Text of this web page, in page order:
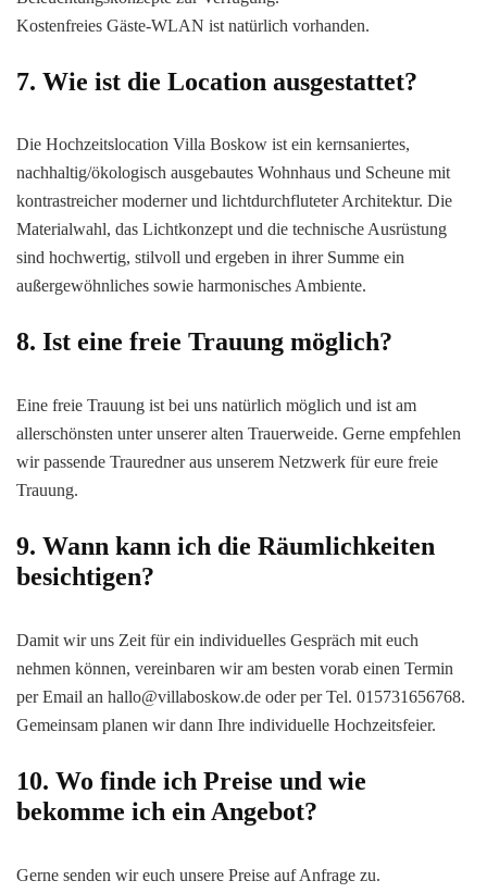
Kostenfreies Gäste-WLAN ist natürlich vorhanden.
7. Wie ist die Location ausgestattet?
Die Hochzeitslocation Villa Boskow ist ein kernsaniertes,
nachhaltig/ökologisch ausgebautes Wohnhaus und Scheune mit
kontrastreicher moderner und lichtdurchfluteter Architektur. Die
Materialwahl, das Lichtkonzept und die technische Ausrüstung
sind hochwertig, stilvoll und ergeben in ihrer Summe ein
außergewöhnliches sowie harmonisches Ambiente.
8. Ist eine freie Trauung möglich?
Eine freie Trauung ist bei uns natürlich möglich und ist am
allerschönsten unter unserer alten Trauerweide. Gerne empfehlen
wir passende Trauredner aus unserem Netzwerk für eure freie
Trauung.
9. Wann kann ich die Räumlichkeiten
besichtigen?
Damit wir uns Zeit für ein individuelles Gespräch mit euch
nehmen können, vereinbaren wir am besten vorab einen Termin
per Email an hallo@villaboskow.de oder per Tel. 015731656768.
Gemeinsam planen wir dann Ihre individuelle Hochzeitsfeier.​
10. Wo finde ich Preise und wie
bekomme ich ein Angebot?
Gerne senden wir euch unsere Preise auf Anfrage zu.